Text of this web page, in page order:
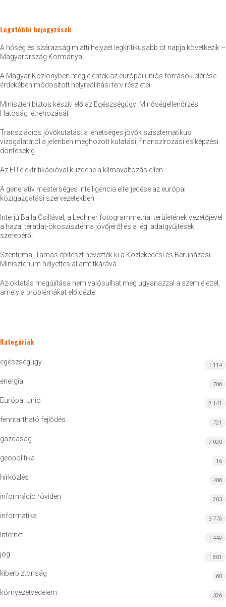
Legutóbbi bejegyzések
A hőség és szárazság miatti helyzet legkritikusabb öt napja következik –
Magyarország Kormánya
A Magyar Közlönyben megjelentek az európai uniós források elérése
érdekében módosított helyreállítási terv részletei
Miniszteri biztos készíti elő az Egészségügyi Minőségellenőrzési
Hatóság létrehozását
Transzlációs jövőkutatás: a lehetséges jövők szisztematikus
vizsgálatától a jelenben meghozott kutatási, finanszírozási és képzési
döntésekig
Az EU elektrifikációval küzdene a klímaváltozás ellen
A generatív mesterséges intelligencia elterjedése az európai
közigazgatási szervezetekben
Interjú Balla Csillával, a Lechner fotogrammetriai területének vezetőjével
a hazai téradat-ökoszisztéma jövőjéről és a légi adatgyűjtések
szerepéről
Szentirmai Tamás építészt nevezték ki a Közlekedési és Beruházási
Minisztérium helyettes államtitkárává
Az oktatás megújítása nem valósulhat meg ugyanazzal a szemlélettel,
amely a problémákat előidézte
Kategóriák
egészségügy 1 114
energia 706
Európai Unió 2 141
fenntartható fejlődés 721
gazdaság 7 020
geopolitika 16
hírközlés 406
információ röviden 203
informatika 3 779
Internet 1 449
jog 1 801
kiberbiztonság 60
környezetvédelem 326